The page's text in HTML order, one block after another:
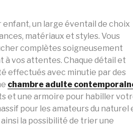
enfant, un large éventail de choix
matériaux et styles. Vous
complètes soigneusement
vos attentes. Chaque détail et
effectués avec minutie par des
chambre adulte
et une armoire pour habiller
pour les amateurs du naturel
la possibilité de trier une